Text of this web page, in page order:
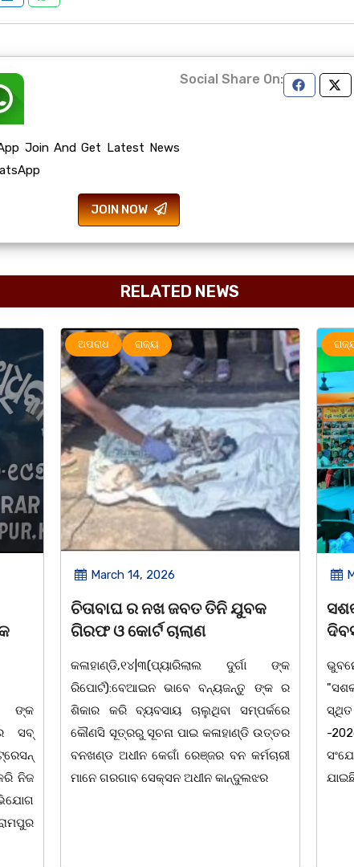
Join And Get Latest News
JOIN NOW
Social Share On:
RELATED NEWS
ତିନି ଯୁବକ
ଦୁର୍ଗା ଙ୍କ
ବନ୍ୟଜନ୍ତୁ ଙ୍କ ର
ସମ୍ପର୍କରେ
କଳାହାଣ୍ଡି ଉତ୍ତର
ବନ କର୍ମଚାରୀ
କାନ୍ଦୁଲଝର
ରାଜ୍ୟ
March 8, 2026
ସଶକ୍ତ ଓଡିଶା ପକ୍ଷରୁ ବିଶ୍ୱ ମହିଳା
ଦିବସ ଅନୁଷ୍ଠିତ
ଭୁବନେଶ୍ୱର, 08/03/ 26: ସାମାଜିକ ଅନୁଷ୍ଠାନ
"ସଶକ୍ତ ଓଡିଶା"ପକ୍ଷରୁ ସ୍ଥାନୀୟ ସିଆରପି
ସ୍ଥିତ କାର୍ଯ୍ୟାଳୟ ଠାରେ "ବିଶ୍ୱ ମହିଳା ଦିବସ
-2026 ଆବାହକ ବିଜୟ କୁମାର ପ୍ରଧାନଙ୍କ
ସଂଯୋଜନା ଓ ସଭାପତିତ୍ବ ରେ ଅନୁଷ୍ଠିତ ହୋଇ
ଯାଇଛି l ମହିଳା ସଶକ୍ତିକରଣ